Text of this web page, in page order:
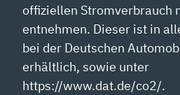
offiziellen Stromverbrauch
entnehmen. Dieser ist in
bei der Deutschen
erhältlich, sowie unter
https://www.dat.de/co2/.